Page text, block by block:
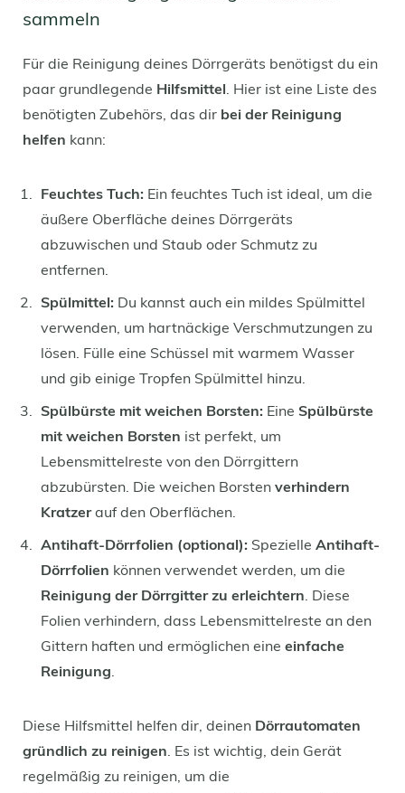
sammeln
Für die Reinigung deines Dörrgeräts benötigst du ein
paar grundlegende Hilfsmittel . Hier ist eine Liste des
benötigten Zubehörs, das dir bei der Reinigung
helfen kann:
Feuchtes Tuch: Ein feuchtes Tuch ist ideal, um die
äußere Oberfläche deines Dörrgeräts
abzuwischen und Staub oder Schmutz zu
entfernen.
Spülmittel: Du kannst auch ein mildes Spülmittel
verwenden, um hartnäckige Verschmutzungen zu
lösen. Fülle eine Schüssel mit warmem Wasser
und gib einige Tropfen Spülmittel hinzu.
Spülbürste mit weichen Borsten: Eine Spülbürste
mit weichen Borsten ist perfekt, um
Lebensmittelreste von den Dörrgittern
abzubürsten. Die weichen Borsten verhindern
Kratzerauf den Oberflächen.
Antihaft-Dörrfolien (optional): Spezielle Antihaft-
Dörrfolien können verwendet werden, um die
Reinigung der Dörrgitter zu erleichtern. Diese
Folien verhindern, dass Lebensmittelreste an den
Gittern haften und ermöglichen eine einfache
Reinigung.
Diese Hilfsmittel helfen dir, deinen Dörrautomaten
gründlich zu reinigen. Es ist wichtig, dein Gerät
regelmäßig zu reinigen, um die